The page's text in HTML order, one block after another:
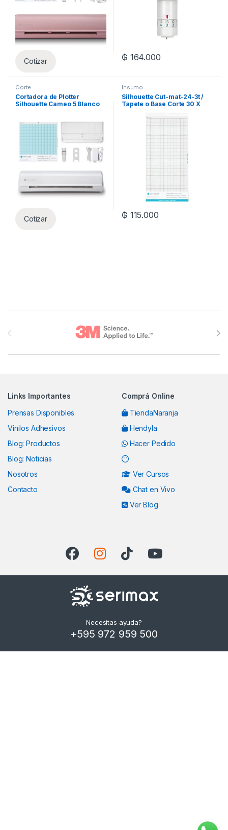
Cotizar ₲ 164.000
Corte
Cortadora de Plotter
Silhouette Cameo 5 Blanco
Cotizar
Insumo
Silhouette Cut-mat-24-3t /
Tapete o Base Corte 30 X
₲ 115.000
Links Importantes
Prensas Disponibles
Vinilos Adhesivos
Blog: Productos
Blog: Noticias
Nosotros
Contacto
Comprá Online
TiendaNaranja
Hendyla
Hacer Pedido
Ver Cursos
Chat en Vivo
Ver Blog
Necesitas ayuda?
+595 972 959 500